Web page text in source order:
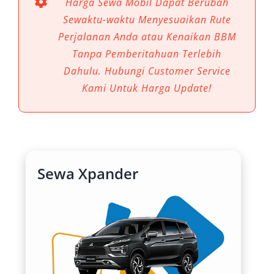
menjadi relevan. Mitsubishi Xpander hadir
sebagai kendaraan ideal untuk menunjang
aktivitas harian, perjalanan dinas, hingga
liburan keluarga.
Melalui layanan rental mobil Xpander Bangka
Belitung, masyarakat dan wisatawan dapat
efisien dan aman.
1. Kenyamanan Maksimal untuk
Perjalanan Jarak Menengah
hingga Jauh
Sewaktu-waktu Menyesuaikan Rute
Perjalanan Anda atau Kenaikan BBM
Tanpa Pemberitahuan Terlebih
Dahulu. Hubungi Customer Service
Kami Untuk Harga Update!
Sewa Xpander